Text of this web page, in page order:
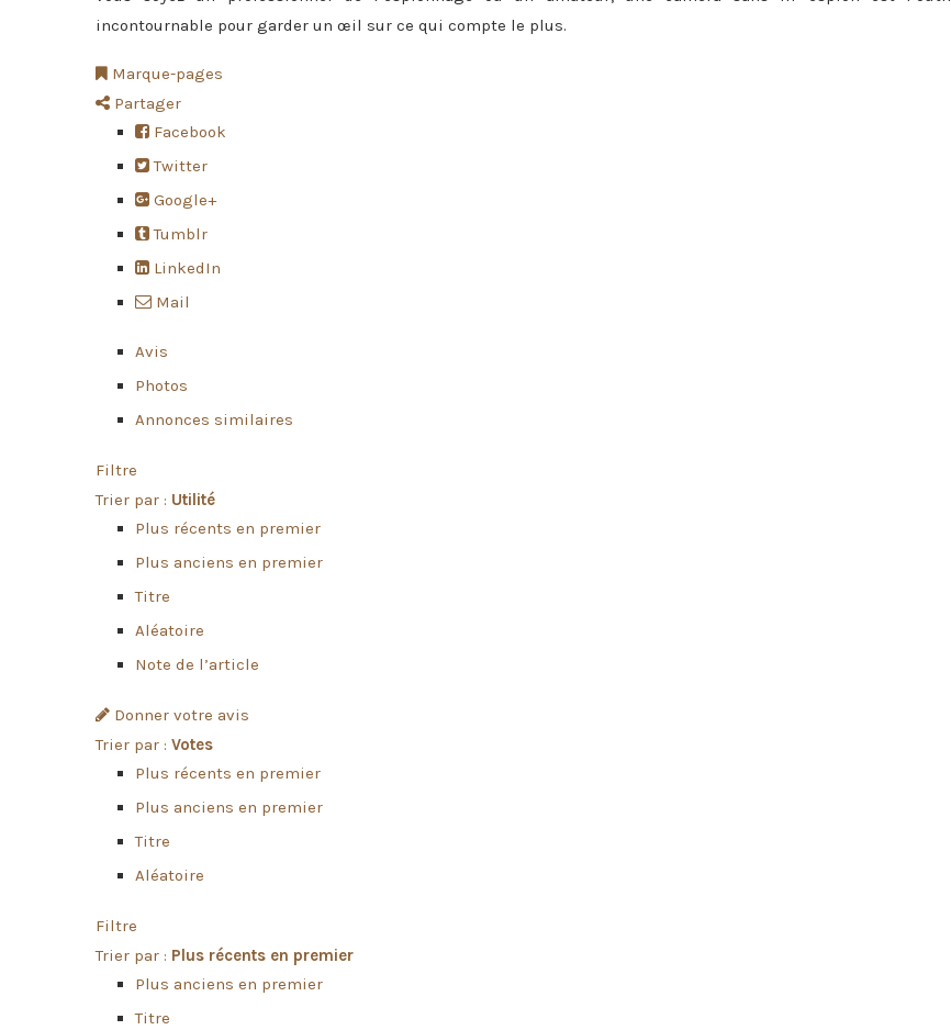
incontournable pour garder un œil sur ce qui compte le plus.
Marque-pages
Partager
Facebook
Twitter
Google+
Tumblr
LinkedIn
Mail
Avis
Photos
Annonces similaires
Filtre
Trier par : Utilité
Plus récents en premier
Plus anciens en premier
Titre
Aléatoire
Note de l’article
Donner votre avis
Trier par : Votes
Plus récents en premier
Plus anciens en premier
Titre
Aléatoire
Filtre
Trier par : Plus récents en premier
Plus anciens en premier
Titre